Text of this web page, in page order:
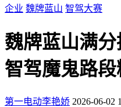
企业 魏牌蓝山 智驾大赛
魏牌蓝山满
智驾魔鬼路
第一电动李艳娇 2026-06-02